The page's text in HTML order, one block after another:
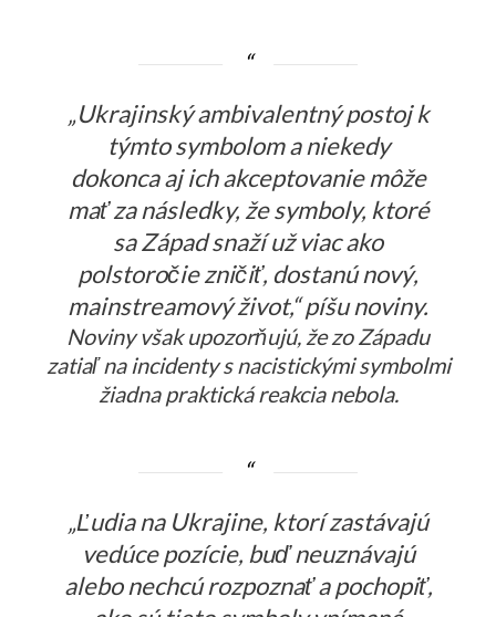
„Ukrajinský ambivalentný postoj k
týmto symbolom a niekedy
dokonca aj ich akceptovanie môže
mať za následky, že symboly, ktoré
sa Západ snaží už viac ako
polstoročie zničiť, dostanú nový,
mainstreamový život,“ píšu noviny.
Noviny však upozorňujú, že zo Západu
zatiaľ na incidenty s nacistickými symbolmi
žiadna praktická reakcia nebola.
„Ľudia na Ukrajine, ktorí zastávajú
vedúce pozície, buď neuznávajú
alebo nechcú rozpoznať a pochopiť,